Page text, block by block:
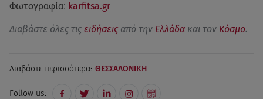
Φωτογραφία: karfitsa.gr
Διαβάστε όλες τις ειδήσεις από την Ελλάδα και τον Κόσμο.
Διαβάστε περισσότερα: ΘΕΣΣΑΛΟΝΙΚΗ
Follow us: